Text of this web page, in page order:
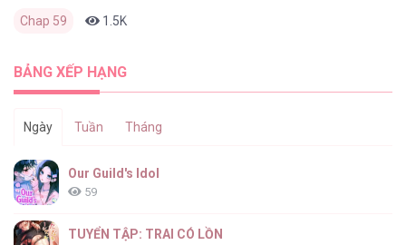
Chap 59 1.5K
BẢNG XẾP HẠNG
Ngày Tuần Tháng
Our Guild's Idol
59
TUYỂN TẬP: TRAI CÓ LỒN